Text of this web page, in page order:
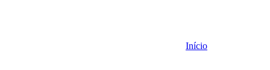
Início